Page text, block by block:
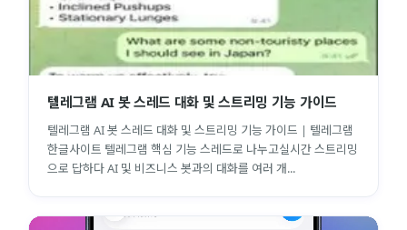
텔레그램 AI 봇 스레드 대화 및 스트리밍 기능 가이드
텔레그램 AI 봇 스레드 대화 및 스트리밍 기능 가이드 | 텔레그램
한글사이트 텔레그램 핵심 기능 스레드로 나누고실시간 스트리밍
으로 답하다 AI 및 비즈니스 봇과의 대화를 여러 개...